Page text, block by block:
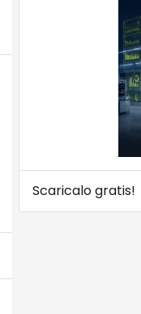
Scaricalo gratis!